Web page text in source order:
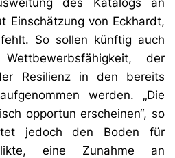
Einschätzung von Eckhardt,
So sollen künftig auch
der
Resilienz in den bereits
werden. „Die
opportun erscheinen“, so
jedoch den Boden für
eine Zunahme an